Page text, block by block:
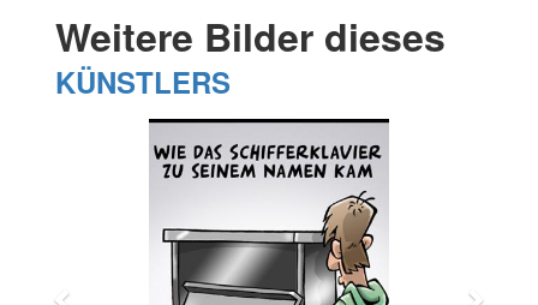
Weitere Bilder dieses
KÜNSTLERS